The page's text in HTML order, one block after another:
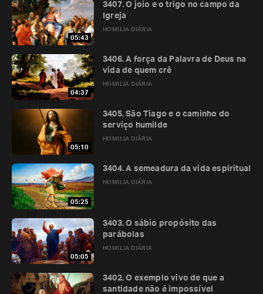
05:43
HOMILIA DIÁRIA
3407. O joio e o trigo no campo da
Igreja
04:37
HOMILIA DIÁRIA
3406. A força da Palavra de Deus na
vida de quem crê
05:10
HOMILIA DIÁRIA
3405. São Tiago e o caminho do
serviço humilde
05:25
HOMILIA DIÁRIA
3404. A semeadura da vida espiritual
05:05
HOMILIA DIÁRIA
3403. O sábio propósito das
parábolas
3402. O exemplo vivo de que a
santidade não é impossível